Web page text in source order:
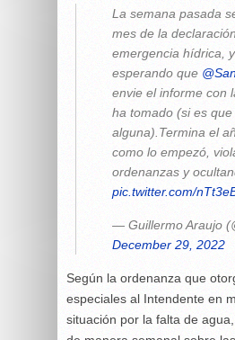
La semana pasada
mes de la
emergencia hídrica,
esperando que
envie el informe con
ha tomado (si es
alguna).Termina el
como lo empezó,
ordenanzas y
pic.twitter.com/
— Guillermo Araujo
December 29, 2022
Según la ordenanza que
especiales al Intendente en
situación por la falta de